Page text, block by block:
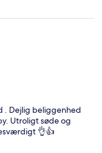
. Dejlig beliggenhed
Utroligt søde og
👌👍